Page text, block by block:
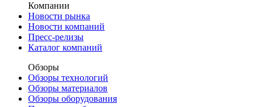
Компании
Новости рынка
Новости компаний
Пресс-релизы
Каталог компаний
Обзоры
Обзоры технологий
Обзоры материалов
Обзоры оборудования